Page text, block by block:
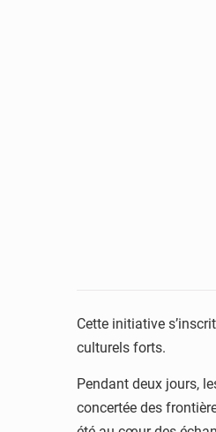
Cette initiative
culturels forts.
Pendant deux jours,
concertée des